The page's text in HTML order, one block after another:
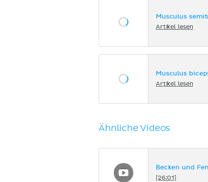
Musculus
Artikel lesen
Musculus
Artikel lesen
Ähnliche Videos
Becken und
[26:01]